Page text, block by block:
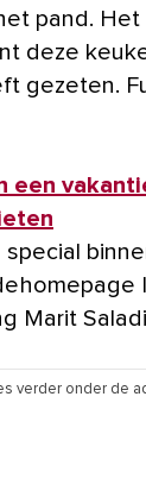
pand. Het
deze
gezeten.
een
Marit
verder onder de